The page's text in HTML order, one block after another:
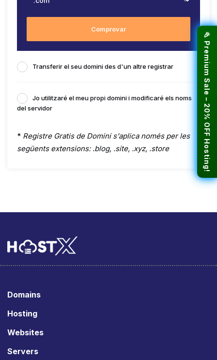
Comprovar
Transferir el seu domini des d'un altre registrar
Jo utilitzaré el meu propi domini i modificaré els noms
del servidor
* Registre Gratis de Domini s'aplica només per les
següents extensions: .blog, .site, .xyz, .store
Domains
Hosting
Websites
Servers
🎉 Premium Sale – 20% OFF Hosting!